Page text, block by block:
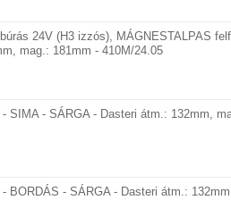
24V (H3 izzós), MÁGNESTALPAS
mag.: 181mm - 410M/24.05
- SIMA - SÁRGA - Dasteri átm.: 132mm,
- BORDÁS - SÁRGA - Dasteri átm.: